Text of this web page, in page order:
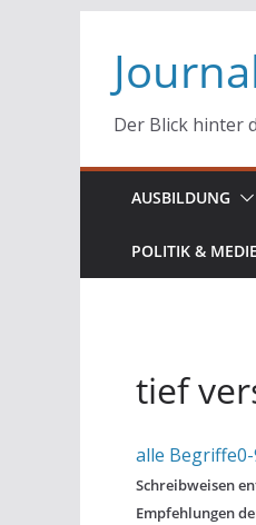
Inhalt
springen
Der Blick hinter
AUSBILDUNG
POLITIK &
tief
alle Begriffe
Schreibweisen
Empfehlungen